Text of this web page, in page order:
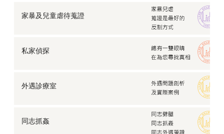
家暴及兒童虐待蒐證
私家偵探
外遇診療室
同志抓姦